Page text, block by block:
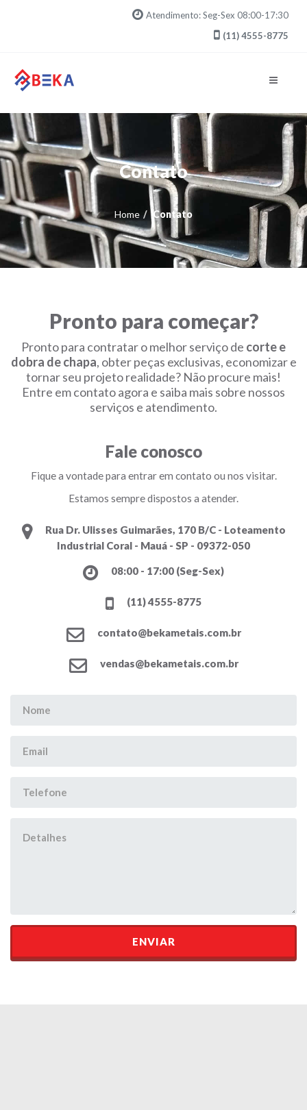
Atendimento: Seg-Sex 08:00-17:30
(11) 4555-8775
Contato
Home Contato
Pronto para começar?
Pronto para contratar o melhor serviço de corte e
dobra de chapa, obter peças exclusivas, economizar e
tornar seu projeto realidade? Não procure mais!
Entre em contato agora e saiba mais sobre nossos
serviços e atendimento.
Fale conosco
Fique a vontade para entrar em contato ou nos visitar.
Estamos sempre dispostos a atender.
Rua Dr. Ulisses Guimarães, 170 B/C - Loteamento
Industrial Coral - Mauá - SP - 09372-050
08:00 - 17:00 (Seg-Sex)
(11) 4555-8775
contato@bekametais.com.br
vendas@bekametais.com.br
ENVIAR